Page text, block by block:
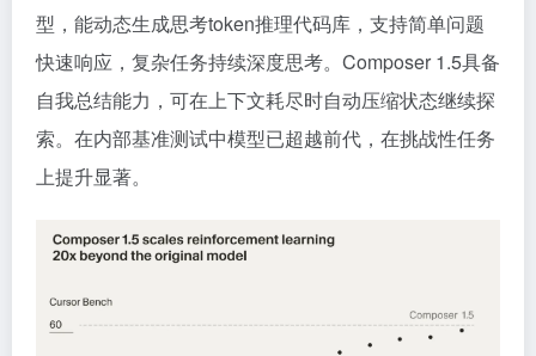
型，能动态生成思考token推理代码库，支持简单问题
快速响应，复杂任务持续深度思考。Composer 1.5具备
自我总结能力，可在上下文耗尽时自动压缩状态继续探
索。在内部基准测试中模型已超越前代，在挑战性任务
上提升显著。